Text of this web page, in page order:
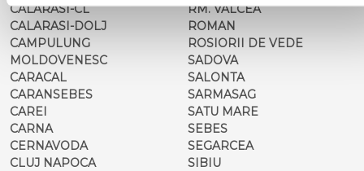
CALARASI-CL
CALARASI-DOLJ
CAMPULUNG
MOLDOVENESC
CARACAL
CARANSEBES
CAREI
CARNA
CERNAVODA
CLUJ NAPOCA
RM. VALCEA
ROMAN
ROSIORII DE VEDE
SADOVA
SALONTA
SARMASAG
SATU MARE
SEBES
SEGARCEA
SIBIU